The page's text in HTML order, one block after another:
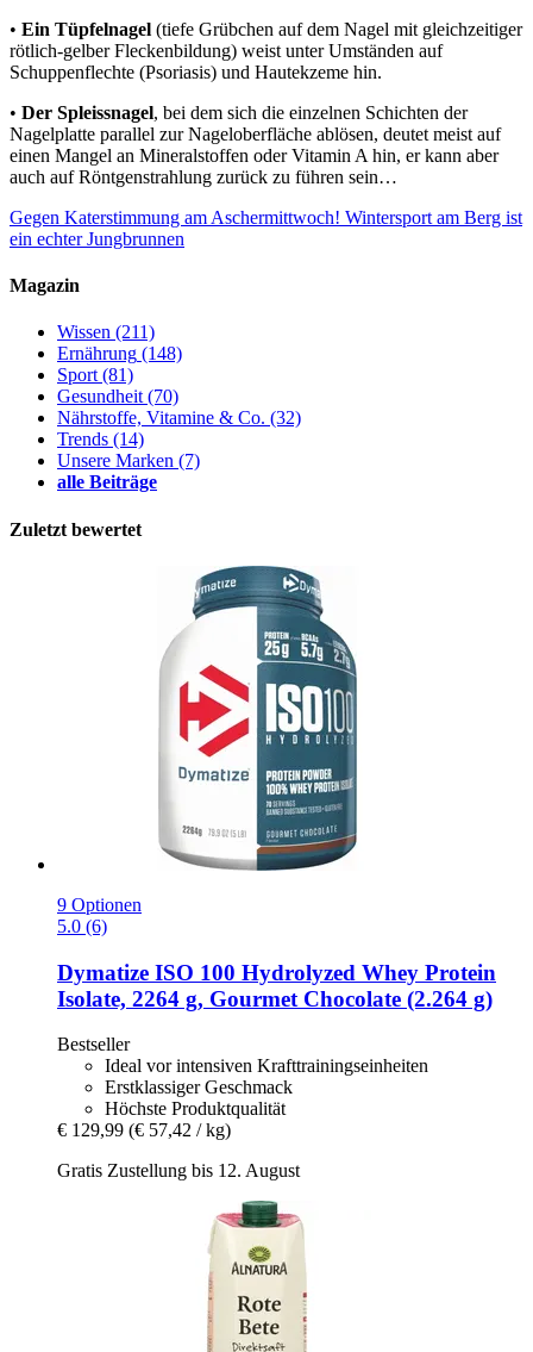
• Ein Tüpfelnagel (tiefe Grübchen auf dem Nagel mit gleichzeitiger
rötlich-gelber Fleckenbildung) weist unter Umständen auf
Schuppenflechte (Psoriasis) und Hautekzeme hin.
• Der Spleissnagel, bei dem sich die einzelnen Schichten der
Nagelplatte parallel zur Nageloberfläche ablösen, deutet meist auf
einen Mangel an Mineralstoffen oder Vitamin A hin, er kann aber
auch auf Röntgenstrahlung zurück zu führen sein…
Gegen Katerstimmung am Aschermittwoch! Wintersport am Berg ist
ein echter Jungbrunnen
Magazin
Wissen (211)
Ernährung (148)
Sport(81)
Gesundheit(70)
Nährstoffe, Vitamine & Co. (32)
Trends (14)
Unsere Marken (7)
alle Beiträge
Zuletzt bewertet
9 Optionen
5.0 (6)
Dymatize ISO 100 Hydrolyzed Whey Protein
Isolate, 2264 g, Gourmet Chocolate (2.264 g)
Bestseller
Ideal vor intensiven Krafttrainingseinheiten
Erstklassiger Geschmack
Höchste Produktqualität
€ 129,99 (€ 57,42 / kg)
Gratis Zustellung bis 12. August